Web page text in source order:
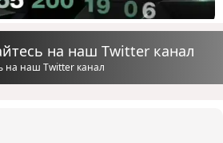
на наш Twitter канал
на наш Twitter канал